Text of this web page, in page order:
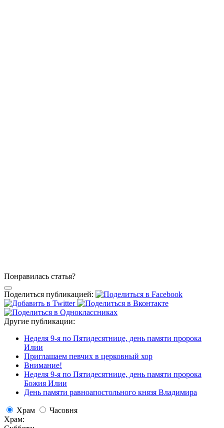
Понравилась статья?
Поделиться публикацией:
Другие публикации:
Неделя 9-я по Пятидесятнице, день памяти пророка
Илии
Приглашаем певчих в церковный хор
Внимание!
Неделя 9-я по Пятидесятнице, день памяти пророка
Божия Илии
День памяти равноапостольного князя Владимира
Храм
Часовня
Храм: